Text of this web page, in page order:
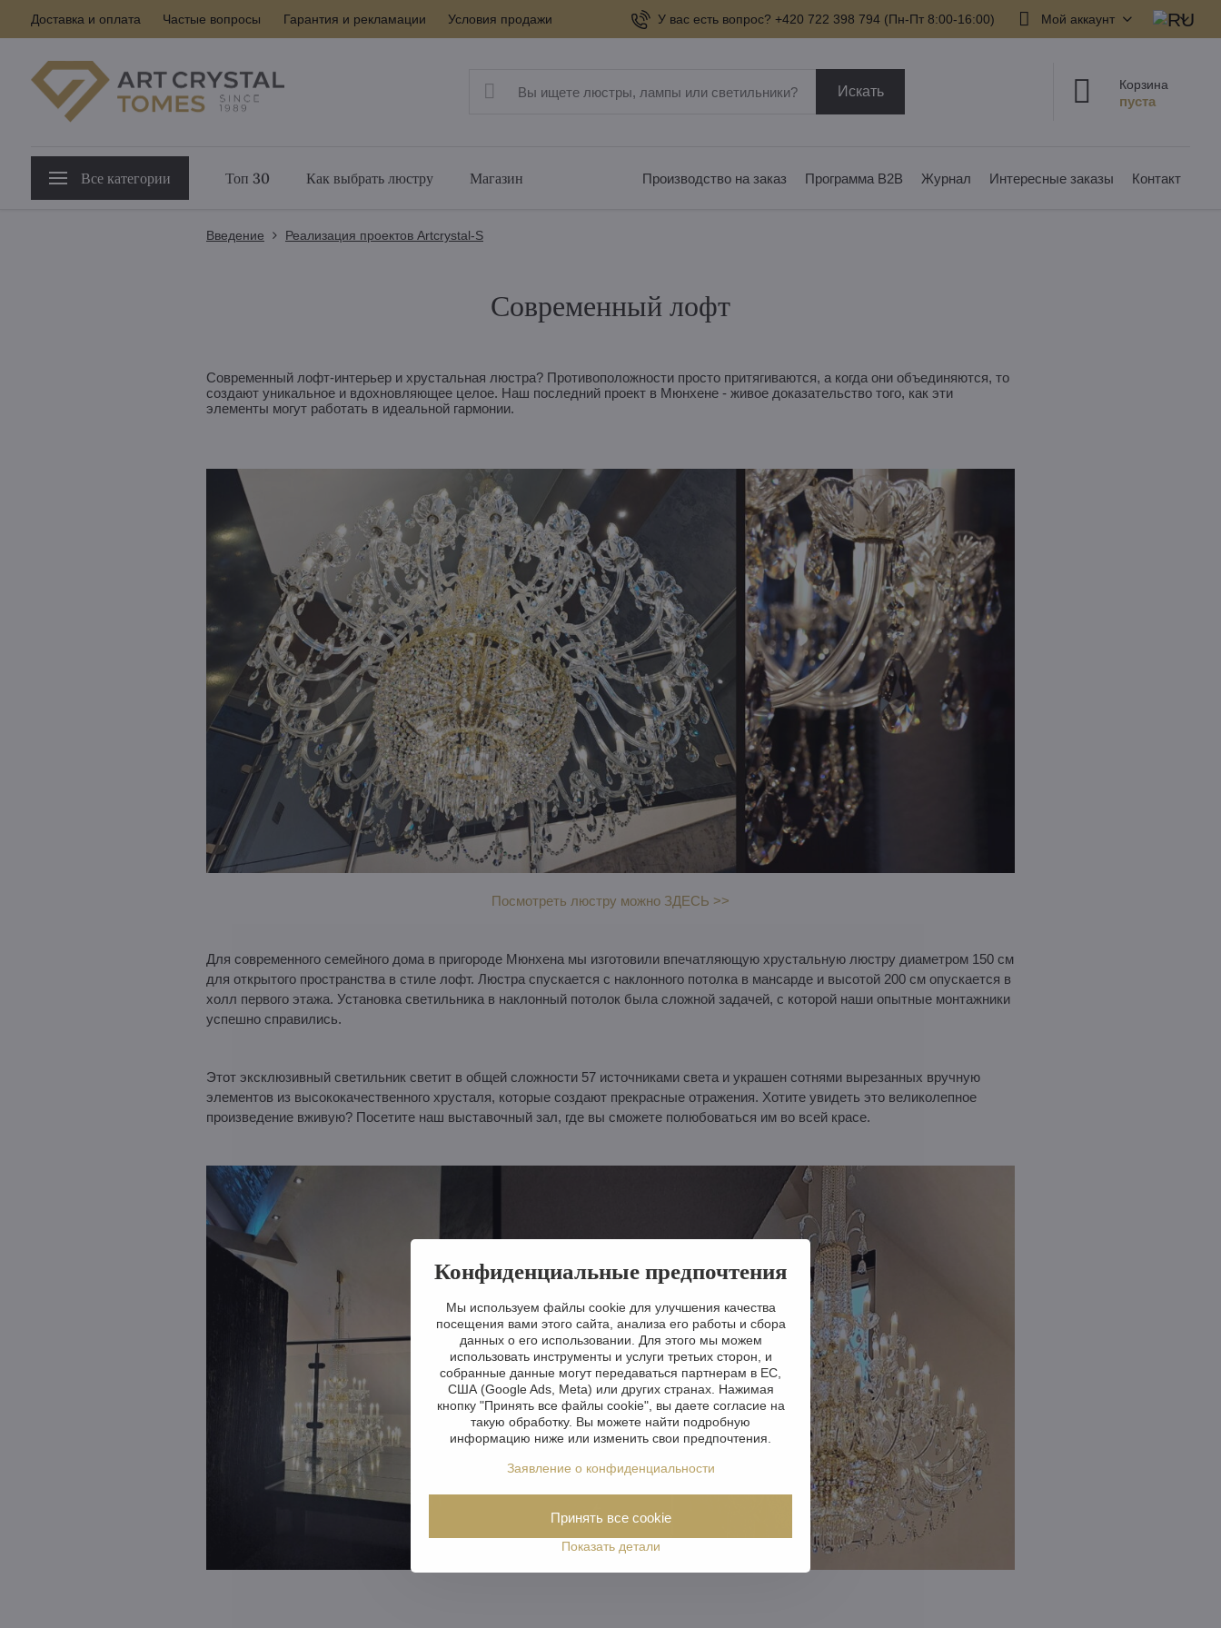
Доставка и оплата Частые вопросы Гарантия и рекламации Условия продажи У вас есть вопрос? +420 722 398 794​ (Пн-Пт 8:00-16:00) Мой аккаунт
Искать Корзина
Все категории Топ 30 Как выбрать люстру Магазин Производство на заказ Программа B2B Журнал Интересные заказы Контакт
Введение Реализация проектов Artcrystal-S
Современный лофт
Современный лофт-интерьер и хрустальная люстра? Противоположности просто притягиваются, а когда они объединяются, то
создают уникальное и вдохновляющее целое. Наш последний проект в Мюнхене - живое доказательство того, как эти
элементы могут работать в идеальной гармонии.
Посмотреть люстру можно ЗДЕСЬ >>
Для современного семейного дома в пригороде Мюнхена мы изготовили впечатляющую хрустальную люстру диаметром 150 см
для открытого пространства в стиле лофт. Люстра спускается с наклонного потолка в мансарде и высотой 200 см опускается в
холл первого этажа. Установка светильника в наклонный потолок была сложной задачей, с которой наши опытные монтажники
успешно справились.
Этот эксклюзивный светильник светит в общей сложности 57 источниками света и украшен сотнями вырезанных вручную
элементов из высококачественного хрусталя, которые создают прекрасные отражения. Хотите увидеть это великолепное
произведение вживую? Посетите наш выставочный зал, где вы сможете полюбоваться им во всей красе.
Конфиденциальные предпочтения
Мы используем файлы cookie для улучшения качества
посещения вами этого сайта, анализа его работы и сбора
данных о его использовании. Для этого мы можем
использовать инструменты и услуги третьих сторон, и
собранные данные могут передаваться партнерам в ЕС,
США (Google Ads, Meta) или других странах. Нажимая
кнопку "Принять все файлы cookie", вы даете согласие на
такую обработку. Вы можете найти подробную
информацию ниже или изменить свои предпочтения.
Заявление о конфиденциальности
Показать детали
Принять все cookie